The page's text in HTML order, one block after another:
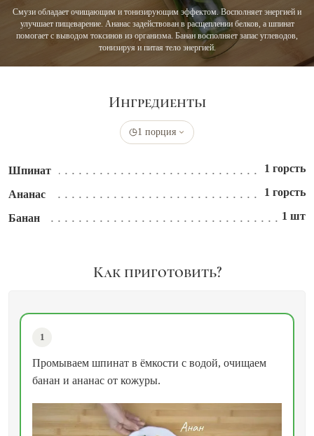
Смузи обладает очищающим и тонизирующим эффектом. Восполняет энергией и
улучшает пищеварение. Ананас задействован в расщеплении белков, а шпинат
помогает с выводом токсинов из организма. Банан восполняет запас углеводов,
тонизируя и питая тело энергией.
Ингредиенты
1 порция
Шпинат 1 горсть
Ананас 1 горсть
Банан 1 шт
Как приготовить?
1
Промываем шпинат в ёмкости с водой, очищаем
банан и ананас от кожуры.